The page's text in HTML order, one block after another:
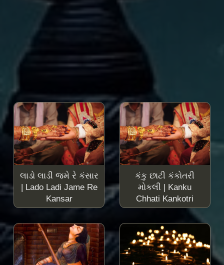
લાડો લાડી જમે રે કંસાર
| Lado Ladi Jame Re
Kansar
કંકુ છાટી કંકોતરી
મોકલી | Kanku
Chhati Kankotri